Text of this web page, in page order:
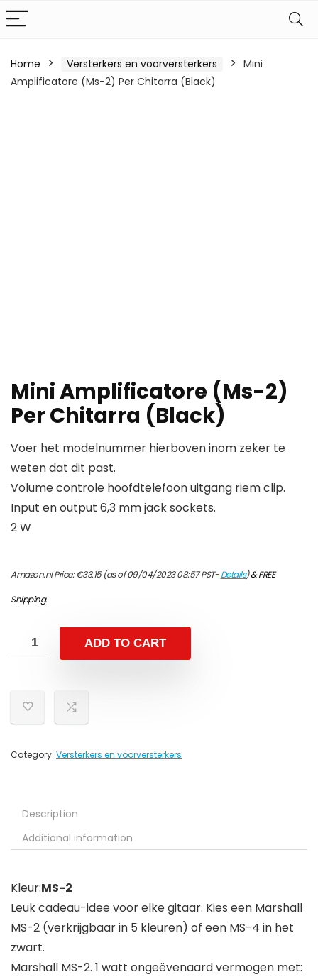
Home Versterkers en voorversterkers
Mini
Amplificatore (Ms-2) Per Chitarra (Black)
Mini Amplificatore (Ms-2)
Per Chitarra (Black)
Voer het modelnummer hierboven inom zeker te
weten dat dit past.
Volume controle hoofdtelefoon uitgang riem clip.
Input en output 6,3 mm jack sockets.
2 W
Amazon.nl Price:€33.15(as of 09/04/2023 08:57 PST-Details)&FREE
Shipping.
ADD TO CART
Category: Versterkers en voorversterkers
Description
Additional information
Kleur:MS-2
Leuk cadeau-idee voor elke gitaar. Kies een Marshall
MS-2 (verkrijgbaar in 5 kleuren) of een MS-4 in het
zwart.
Marshall MS-2. 1 watt ongeëvenaard vermogen met: